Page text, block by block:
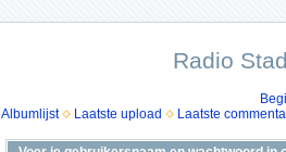
Radio
Albumlijst
Laatste upload Laatste